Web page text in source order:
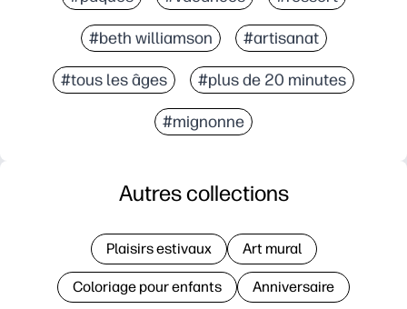
#beth williamson #artisanat
#tous les âges #plus de 20 minutes
#mignonne
Autres collections
Plaisirs estivaux Art mural
Coloriage pour enfants Anniversaire